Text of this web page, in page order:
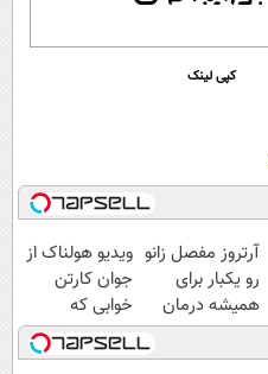
کپی لینک
آرتروز مفصل زانو
رو یکبار برای
همیشه درمان
کن!
◗پرسش‌نامه◖
ویدیو هولناک از
جوان کارتن
خوابی که
میلیاردر شد.
آموزش رایگان